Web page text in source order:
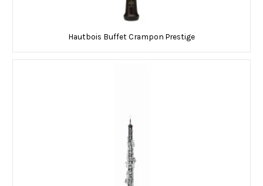
Hautbois Buffet Crampon Prestige